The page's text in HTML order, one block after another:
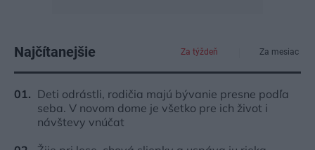
Najčítanejšie Za týždeň Za mesiac
Deti odrástli, rodičia majú bývanie presne podľa
seba. V novom dome je všetko pre ich život i
návštevy vnúčat